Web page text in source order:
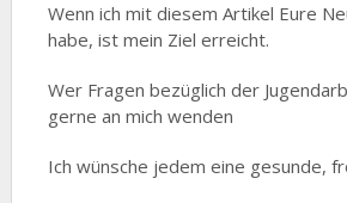
Wenn ich mit diesem Artikel Eure
habe, ist mein Ziel erreicht.
Wer Fragen bezüglich der
gerne an mich wenden
Ich wünsche jedem eine gesunde,